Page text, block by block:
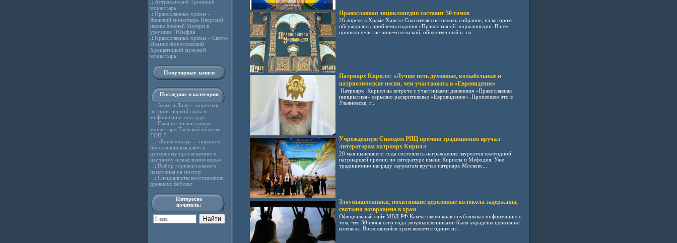
.: Астраханский Троицкий
монастырь
.: Православные храмы –
Женский монастырь Иверской
иконы Божией Матери в
урочище “Юзефин
.: Православные храмы – Свято-
Иоанно-Богословский
Хрещатицкий мужской
монастырь
Популярные записи
Последние в категории
.: Адам и Лилит: запретная
история первой пары в
мифологии и культуре
.: Главные православные
монастыри Тверской области:
ТОП-5
.: «Богослов.ру — портал о
богословии как ключ к
духовному просвещению и
научному осмыслению веры»
.: Выбор горизонтального
памятника на могилу
.: Специалисты восстановили
древнюю Библию
Интересно
почитать:
Православная энциклопедия составит 50 томов
26 апреля в Храме Христа Спасителя состоялось собрание, на котором
обсуждались проблемы издания «Православной энциклопедии. В нем
приняли участие попечительский, общественный и на...
Патриарх Кирилл: «Лучше петь духовные, колыбельные и
патриотические песни, чем участвовать в «Евровидение»
Патриарх Кирилл на встрече с участниками движения «Православная
инициатива» серьезно раскритиковал «Евровидение». Произошло это в
Ульяновске, г...
Учрежденную Синодом РПЦ премию традиционно вручал
литераторам патриарх Кирилл
28 мая нынешнего года состоялось награждение лауреатов ежегодной
патриаршей премии по литературе имени Кирилла и Мефодия. Уже
традиционно награду лауреатам вручал патриарх Московс...
Злоумышленники, похитившие церковные колокола задержаны,
святыня возвращена в храм
Официальный сайт МВД РФ Камчатского края опубликовал информацию о
том, что 30 июня сего года злоумышленниками были украдены церковные
колокола. Возводящийся храм является одним из...